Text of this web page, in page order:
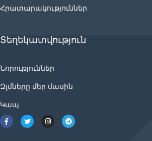
Հրատարակություններ
Տեղեկատվություն
Նորություններ
Զլմները մեր մասին
Կապ